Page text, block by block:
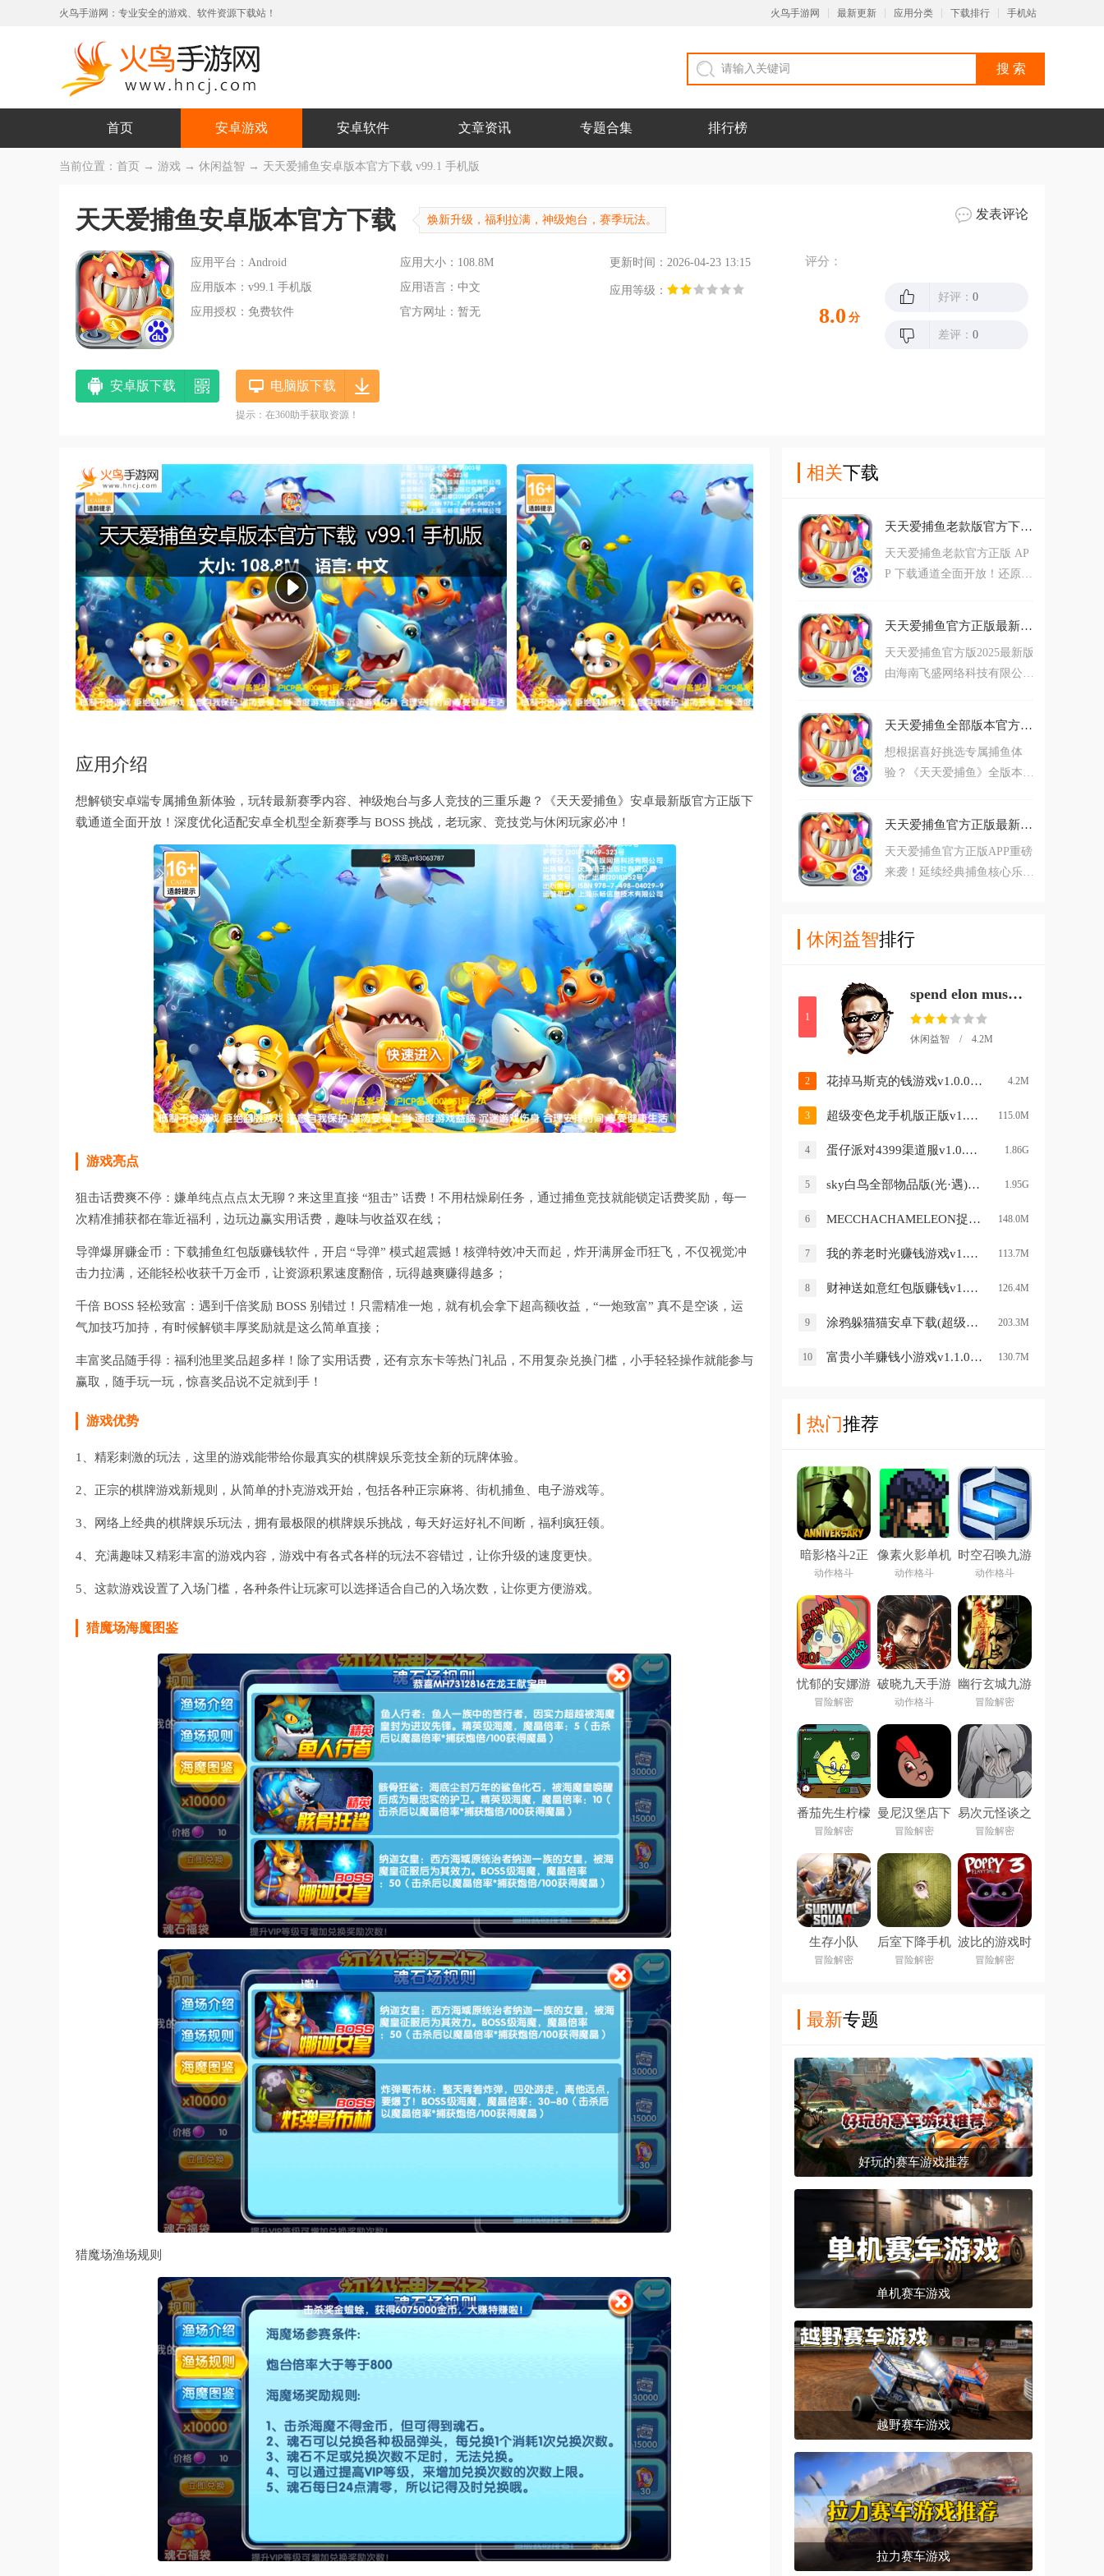
火鸟手游网：专业安全的游戏、软件资源下载站！ 火鸟手游网 最新更新 应用分类 下载排行 手机站
首页 安卓游戏 安卓软件 文章资讯 专题合集 排行榜
当前位置： 首页 → 游戏 → 休闲益智 → 天天爱捕鱼安卓版本官方下载 v99.1 手机版
天天爱捕鱼安卓版本官方下载 焕新升级，福利拉满，神级炮台，赛季玩法。 发表评论
应用平台：Android 应用大小：108.8M
更新时间：2026-04-23 13:15
应用版本：v99.1 手机版
应用语言：中文
应用等级：
应用授权：免费软件
官方网址：暂无
评分：
8.0 分
好评： 0
差评： 0
安卓版下载 电脑版下载
提示：在360助手获取资源！
应用介绍
想解锁安卓端专属捕鱼新体验，玩转最新赛季内容、神级炮台与多人竞技的三重乐趣？《天天爱捕鱼》安卓最新版官方正版下
载通道全面开放！深度优化适配安卓全机型全新赛季与 BOSS 挑战，老玩家、竞技党与休闲玩家必冲！
游戏亮点
狙击话费爽不停：嫌单纯点点点太无聊？来这里直接 “狙击” 话费！不用枯燥刷任务，通过捕鱼竞技就能锁定话费奖励，每一
次精准捕获都在靠近福利，边玩边赢实用话费，趣味与收益双在线；
导弹爆屏赚金币：下载捕鱼红包版赚钱软件，开启 “导弹” 模式超震撼！核弹特效冲天而起，炸开满屏金币狂飞，不仅视觉冲
击力拉满，还能轻松收获千万金币，让资源积累速度翻倍，玩得越爽赚得越多；
千倍 BOSS 轻松致富：遇到千倍奖励 BOSS 别错过！只需精准一炮，就有机会拿下超高额收益，“一炮致富” 真不是空谈，运
气加技巧加持，有时候解锁丰厚奖励就是这么简单直接；
丰富奖品随手得：福利池里奖品超多样！除了实用话费，还有京东卡等热门礼品，不用复杂兑换门槛，小手轻轻操作就能参与
赢取，随手玩一玩，惊喜奖品说不定就到手！
游戏优势
1、精彩刺激的玩法，这里的游戏能带给你最真实的棋牌娱乐竞技全新的玩牌体验。
2、正宗的棋牌游戏新规则，从简单的扑克游戏开始，包括各种正宗麻将、街机捕鱼、电子游戏等。
3、网络上经典的棋牌娱乐玩法，拥有最极限的棋牌娱乐挑战，每天好运好礼不间断，福利疯狂领。
4、充满趣味又精彩丰富的游戏内容，游戏中有各式各样的玩法不容错过，让你升级的速度更快。
5、这款游戏设置了入场门槛，各种条件让玩家可以选择适合自己的入场次数，让你更方便游戏。
猎魔场海魔图鉴
猎魔场渔场规则
相关下载
天天爱捕鱼老款版官方下载v99.1 手机版
天天爱捕鱼老款官方正版 AP
P 下载通道全面开放！还原初
载即领百万初始金币 + S 级炮
台 + 怀旧专属礼包，覆盖经
典渔场、BOSS 挑战与红蓝争
家必冲！
天天爱捕鱼官方正版最新下载v99.1 手机版
天天爱捕鱼官方版2025最新版
由海南飞盛网络科技有限公司
新、玩法升级、福利直送" 为
核心，适配安卓、iOS 全系
统，万人联机社交加持，让每
鲜刺激！
天天爱捕鱼全部版本官方下载v99.1 手机版
想根据喜好挑选专属捕鱼体
验？《天天爱捕鱼》全版本官
无限金币福利版等多元版本，
适配安卓、iOS全系统，从复
刻街机原味到创新玩法升级，
的捕鱼打开方式！
天天爱捕鱼官方正版最新版本下载v99.1 手机版
天天爱捕鱼官方正版APP重磅
来袭！延续经典捕鱼核心乐
清 3D 画质与多元社交互动，
休闲益智排行
1
spend elon musk money中文版下载(花掉马斯克的钱)v1.0.0 安卓版
休闲益智 / 4.2M
2 花掉马斯克的钱游戏v1.0.0 安卓版 4.2M
3 超级变色龙手机版正版v1.5 安卓版 115.0M
4 蛋仔派对4399渠道服v1.0.59 安卓版 1.86G
5 sky白鸟全部物品版(光·遇)v0.15.5 最新版 1.95G
6 MECCHACHAMELEON捉迷藏手游(超级变色龙)v1.6 最新版 148.0M
7 我的养老时光赚钱游戏v1.0.0.1 安卓版 113.7M
8 财神送如意红包版赚钱v1.0.4 安卓版 126.4M
9 涂鸦躲猫猫安卓下载(超级变色龙)v0.2.1 安卓版 203.3M
10 富贵小羊赚钱小游戏v1.1.0 安卓版 130.7M
热门推荐
暗影格斗2正
版下载安装
(Shadow
Fight 2)
动作格斗
像素火影单机
版下载安装
动作格斗
时空召唤九游
版
动作格斗
忧郁的安娜游
戏
冒险解密
破晓九天手游
下载
动作格斗
幽行玄城九游
版
冒险解密
番茄先生柠檬
小姐下载安装
冒险解密
曼尼汉堡店下
载官方
(Pandemonium:
Infernal
Bonds)
冒险解密
易次元怪谈之
家下载正版官
方手机版
冒险解密
生存小队
(Survival
Squad)
冒险解密
后室下降手机
版下载
(Backrooms
冒险解密
波比的游戏时
间第三章手机
版
冒险解密
最新专题
好玩的赛车游戏推荐
单机赛车游戏
越野赛车游戏
拉力赛车游戏